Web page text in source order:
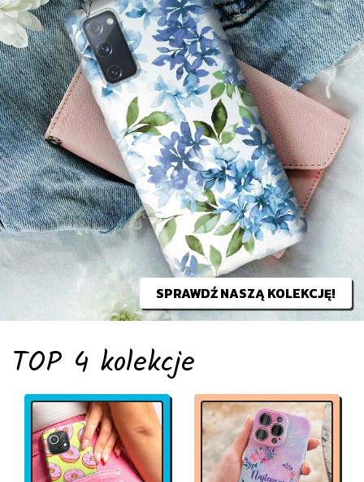
SPRAWDŹ NASZĄ KOLEKCJĘ!
TOP 4 kolekcje